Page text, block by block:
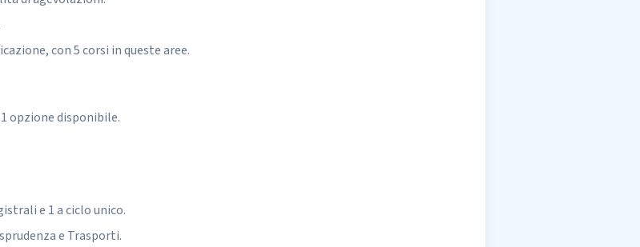
con 5 corsi in queste aree.
opzione disponibile.
e 1 a ciclo unico.
e Trasporti.